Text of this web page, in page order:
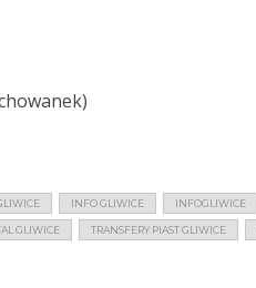
INFO GLIWICE INFOGLIWICE
GLIWICE TRANSFERY PIAST GLIWICE